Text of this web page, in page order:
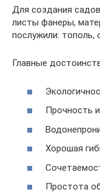
Для создания
листы фанеры,
послужили: тополь,
Главные
Прочность
Хорошая
Простота